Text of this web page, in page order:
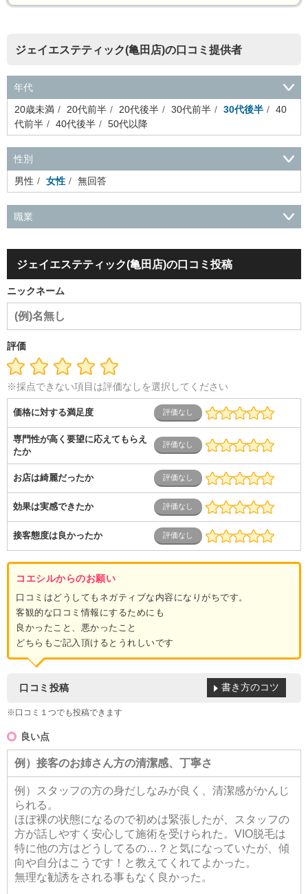
ジェイエステティック(亀田店)の口コミ提供者
年代
20歳未満
20代前半 20代後半 30代前半 30代後半
40
代前半
40代後半 50代以降
性別
男性
女性 無回答
職業
品
アミューズメント・エンターテイメント・ゲーム関連
容・エステ・リラクゼーション
旅行・ホテル・航空・ブライ
ダル・葬祭
音響
芸能・イベント・コンパニオン
ム開発・SE・インフラ）
導体・制御）
介護
ス
士業・コンサルティング
ービス
コールセンター マーケティング・企画
専業主婦（夫）
営業
ジェイエステティック(亀田店)の口コミ投稿
ニックネーム
評価
※採点できない項目は評価なしを選択してください
価格に対する満足度
専門性が高く要望に応えてもらえ
たか
お店は綺麗だったか
効果は実感できたか
接客態度は良かったか
コエシルからのお願い
口コミはどうしてもネガティブな内容になりがちです。
客観的な口コミ情報にするためにも
良かったこと、悪かったこと
どちらもご記入頂けるとうれしいです
口コミ投稿
※口コミ１つでも投稿できます
書き方のコツ
良い点